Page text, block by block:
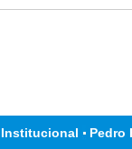
Institucional Pedro